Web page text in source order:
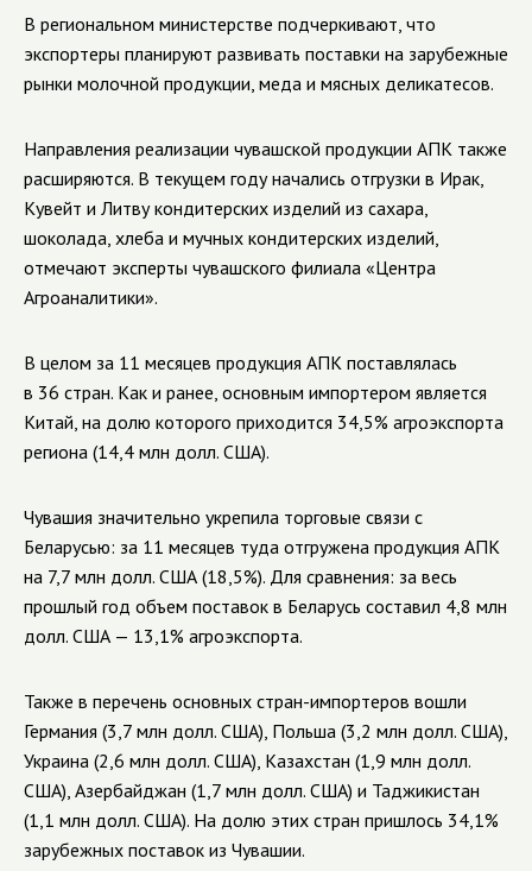
В региональном министерстве подчеркивают, что
экспортеры планируют развивать поставки на зарубежные
рынки молочной продукции, меда и мясных деликатесов.
Направления реализации чувашской продукции АПК также
расширяются. В текущем году начались отгрузки в Ирак,
Кувейт и Литву кондитерских изделий из сахара,
шоколада, хлеба и мучных кондитерских изделий,
отмечают эксперты чувашского филиала «Центра
Агроаналитики».
В целом за 11 месяцев продукция АПК поставлялась
в 36 стран. Как и ранее, основным импортером является
Китай, на долю которого приходится 34,5% агроэкспорта
региона (14,4 млн долл. США).
Чувашия значительно укрепила торговые связи с
Беларусью: за 11 месяцев туда отгружена продукция АПК
на 7,7 млн долл. США (18,5%). Для сравнения: за весь
прошлый год объем поставок в Беларусь составил 4,8 млн
долл. США — 13,1% агроэкспорта.
Также в перечень основных стран-импортеров вошли
Германия (3,7 млн долл. США), Польша (3,2 млн долл. США),
Украина (2,6 млн долл. США), Казахстан (1,9 млн долл.
США), Азербайджан (1,7 млн долл. США) и Таджикистан
(1,1 млн долл. США). На долю этих стран пришлось 34,1%
зарубежных поставок из Чувашии.